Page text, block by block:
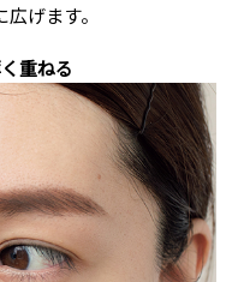
げます。
重ねる